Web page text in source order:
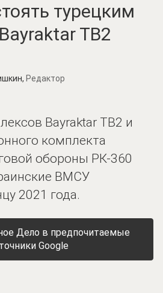
турецким
TB2
Редактор
Bayraktar TB2 и
комплекта
обороны РК-360
ВМСУ
2021 года.
Дело в предпочитаемые
Google